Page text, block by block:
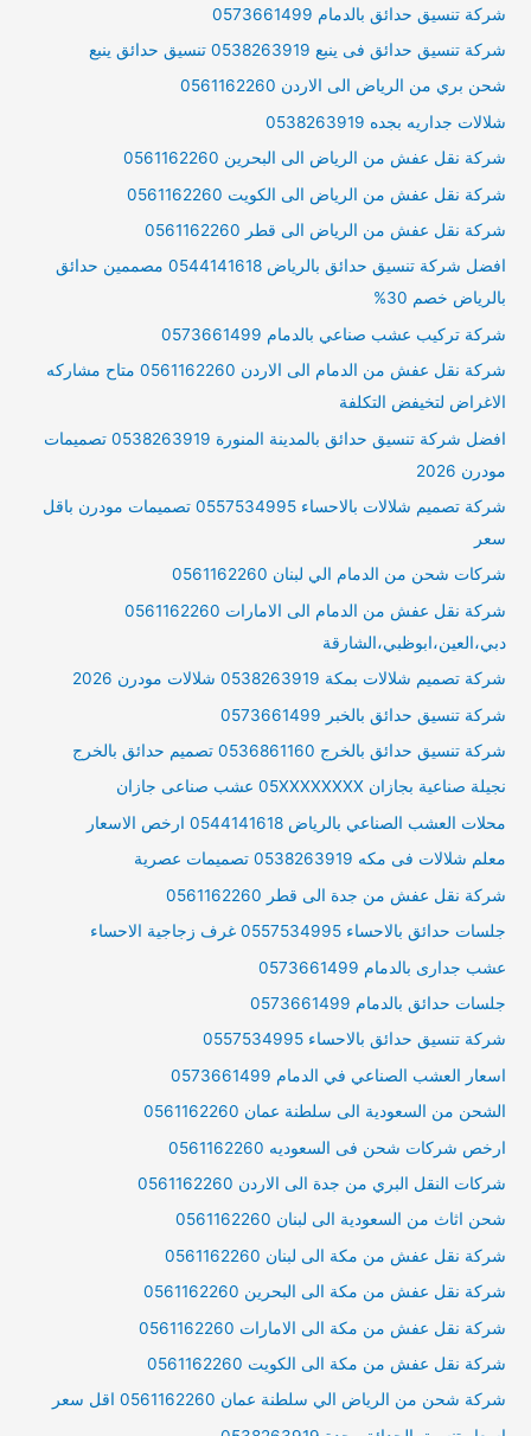
شركة تنسيق حدائق بالدمام 0573661499
شركة تنسيق حدائق فى ينبع 0538263919 تنسيق حدائق ينبع
شحن بري من الرياض الى الاردن 0561162260
شلالات جداريه بجده 0538263919
شركة نقل عفش من الرياض الى البحرين 0561162260
شركة نقل عفش من الرياض الى الكويت 0561162260
شركة نقل عفش من الرياض الى قطر 0561162260
افضل شركة تنسيق حدائق بالرياض 0544141618 مصممين حدائق
بالرياض خصم 30%
شركة تركيب عشب صناعي بالدمام 0573661499
شركة نقل عفش من الدمام الى الاردن 0561162260 متاح مشاركه
الاغراض لتخيفض التكلفة
افضل شركة تنسيق حدائق بالمدينة المنورة 0538263919 تصميمات
مودرن 2026
شركة تصميم شلالات بالاحساء 0557534995 تصميمات مودرن باقل
سعر
شركات شحن من الدمام الي لبنان 0561162260
شركة نقل عفش من الدمام الى الامارات 0561162260
دبي،العين،ابوظبي،الشارقة
شركة تصميم شلالات بمكة 0538263919 شلالات مودرن 2026
شركة تنسيق حدائق بالخبر 0573661499
شركة تنسيق حدائق بالخرج 0536861160 تصميم حدائق بالخرج
نجيلة صناعية بجازان 05XXXXXXXX عشب صناعى جازان
محلات العشب الصناعي بالرياض 0544141618 ارخص الاسعار
معلم شلالات فى مكه 0538263919 تصميمات عصرية
شركة نقل عفش من جدة الى قطر 0561162260
جلسات حدائق بالاحساء 0557534995 غرف زجاجية الاحساء
عشب جدارى بالدمام 0573661499
جلسات حدائق بالدمام 0573661499
شركة تنسيق حدائق بالاحساء 0557534995
اسعار العشب الصناعي في الدمام 0573661499
الشحن من السعودية الى سلطنة عمان 0561162260
ارخص شركات شحن فى السعوديه 0561162260
شركات النقل البري من جدة الى الاردن 0561162260
شحن اثاث من السعودية الى لبنان 0561162260
شركة نقل عفش من مكة الى لبنان 0561162260
شركة نقل عفش من مكة الى البحرين 0561162260
شركة نقل عفش من مكة الى الامارات 0561162260
شركة نقل عفش من مكة الى الكويت 0561162260
شركة شحن من الرياض الي سلطنة عمان 0561162260 اقل سعر